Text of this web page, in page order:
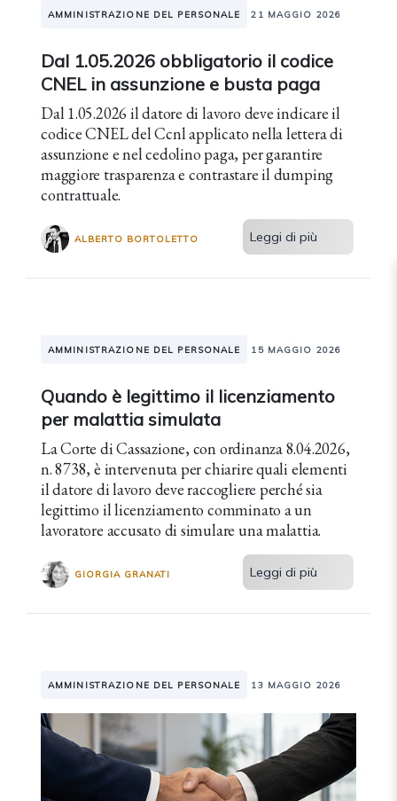
AMMINISTRAZIONE DEL PERSONALE 21 MAGGIO 2026
Dal 1.05.2026 obbligatorio il codice
CNEL in assunzione e busta paga
Dal 1.05.2026 il datore di lavoro deve indicare il
codice CNEL del Ccnl applicato nella lettera di
assunzione e nel cedolino paga, per garantire
maggiore trasparenza e contrastare il dumping
contrattuale.
ALBERTO BORTOLETTO Leggi di più
AMMINISTRAZIONE DEL PERSONALE 15 MAGGIO 2026
Quando è legittimo il licenziamento
per malattia simulata
La Corte di Cassazione, con ordinanza 8.04.2026,
n. 8738, è intervenuta per chiarire quali elementi
il datore di lavoro deve raccogliere perché sia
legittimo il licenziamento comminato a un
lavoratore accusato di simulare una malattia.
GIORGIA GRANATI Leggi di più
AMMINISTRAZIONE DEL PERSONALE 13 MAGGIO 2026